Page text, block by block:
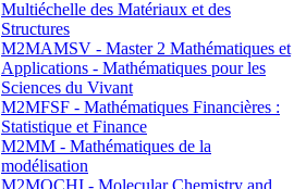
Multiéchelle des Matériaux et des
Structures
M2MAMSV - Master 2 Mathématiques et
Applications - Mathématiques pour les
Sciences du Vivant
M2MFSF - Mathématiques Financières :
Statistique et Finance
M2MM - Mathématiques de la
modélisation
M2MOCHI - Molecular Chemistry and